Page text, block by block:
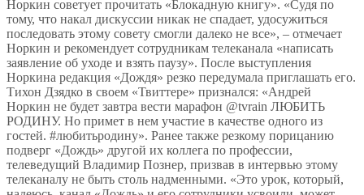
Норкин советует прочитать «Блокадную книгу». «Судя по
тому, что накал дискуссии никак не спадает, удосужиться
последовать этому совету смогли далеко не все», – отмечает
Норкин и рекомендует сотрудникам телеканала «написать
заявление об уходе и взять паузу». После выступления
Норкина редакция «Дождя» резко передумала приглашать его.
Тихон Дзядко в своем «Твиттере» признался: «‏Андрей
Норкин не будет завтра вести марафон @tvrain ЛЮБИТЬ
РОДИНУ. Но примет в нем участие в качестве одного из
гостей. #любитьродину». Ранее также резкому порицанию
подверг «Дождь» другой их коллега по профессии,
телеведущий Владимир Познер, призвав в интервью этому
телеканалу не быть столь надменными. «Это урок, который,